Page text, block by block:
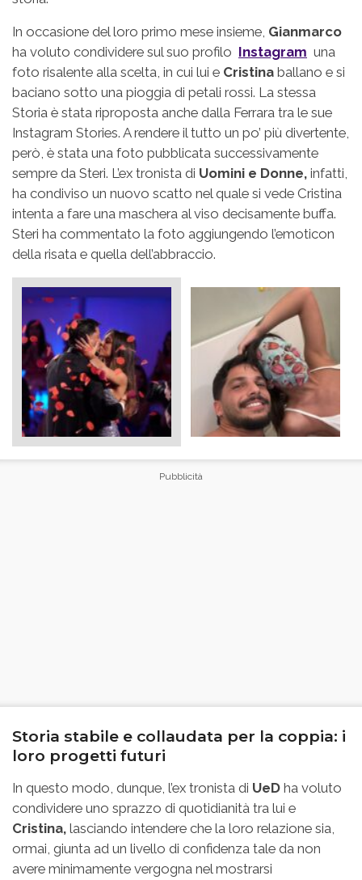
In occasione del loro primo mese insieme, Gianmarco
ha voluto condividere sul suo profilo Instagram una
foto risalente alla scelta, in cui lui e Cristina ballano e si
baciano sotto una pioggia di petali rossi. La stessa
Storia è stata riproposta anche dalla Ferrara tra le sue
Instagram Stories. A rendere il tutto un po’ più divertente,
però, è stata una foto pubblicata successivamente
sempre da Steri. L’ex tronista di Uomini e Donne, infatti,
ha condiviso un nuovo scatto nel quale si vede Cristina
intenta a fare una maschera al viso decisamente buffa.
Steri ha commentato la foto aggiungendo l’emoticon
della risata e quella dell’abbraccio.
Storia stabile e collaudata per la coppia: i
loro progetti futuri
In questo modo, dunque, l’ex tronista di UeD ha voluto
condividere uno sprazzo di quotidianità tra lui e
Cristina, lasciando intendere che la loro relazione sia,
ormai, giunta ad un livello di confidenza tale da non
avere minimamente vergogna nel mostrarsi